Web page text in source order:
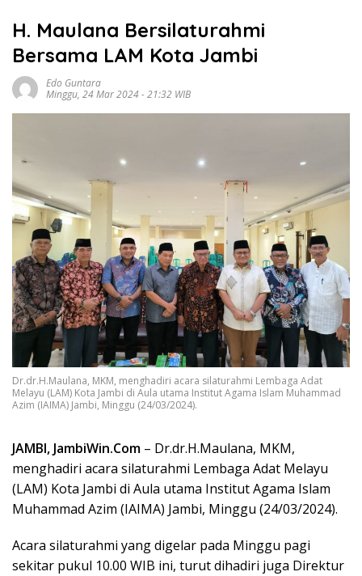
H. Maulana Bersilaturahmi
Bersama LAM Kota Jambi
Edo Guntara
Minggu, 24 Mar 2024 - 21:32 WIB
Dr.dr.H.Maulana, MKM, menghadiri acara silaturahmi Lembaga Adat
Melayu (LAM) Kota Jambi di Aula utama Institut Agama Islam Muhammad
Azim (IAIMA) Jambi, Minggu (24/03/2024).
JAMBI, JambiWin.Com – Dr.dr.H.Maulana, MKM,
menghadiri acara silaturahmi Lembaga Adat Melayu
(LAM) Kota Jambi di Aula utama Institut Agama Islam
Muhammad Azim (IAIMA) Jambi, Minggu (24/03/2024).
Acara silaturahmi yang digelar pada Minggu pagi
sekitar pukul 10.00 WIB ini, turut dihadiri juga Direktur